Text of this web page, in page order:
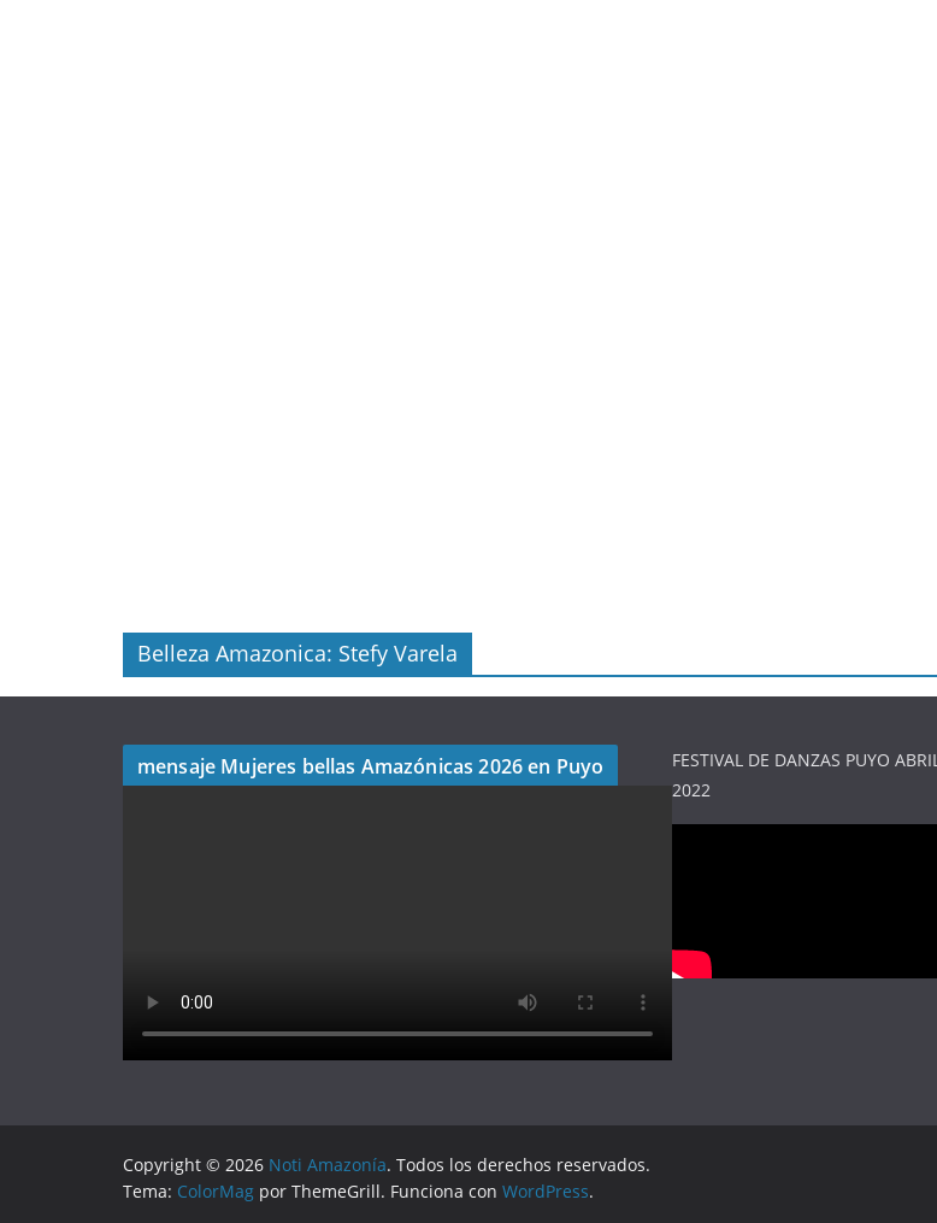
Belleza Amazonica: Stefy Varela
mensaje Mujeres bellas Amazónicas 2026 en Puyo
FESTIVAL DE DANZAS PUYO ABRIL
2022
Copyright © 2026 Noti Amazonía. Todos los derechos reservados.
Tema: ColorMag por ThemeGrill. Funciona con WordPress.